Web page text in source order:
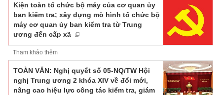
Kiện toàn tổ chức bộ máy của cơ quan ủy
ban kiểm tra; xây dựng mô hình tổ chức bộ
máy cơ quan ủy ban kiểm tra từ Trung
ương đến cấp xã
Tham khảo thêm
TOÀN VĂN: Nghị quyết số 05-NQ/TW Hội
nghị Trung ương 2 khóa XIV về đổi mới,
nâng cao hiệu lực công tác kiểm tra, giám